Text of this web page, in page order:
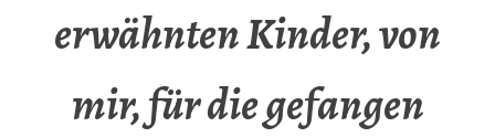
erwähnten Kinder, von
mir, für die gefangen